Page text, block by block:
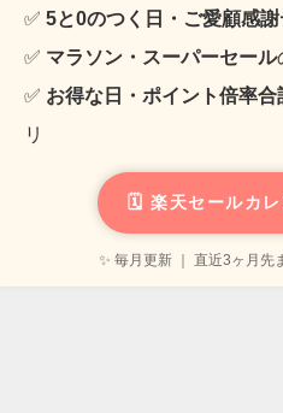
✅ 5と0のつく日・ご愛顧感謝
✅ マラソン・スーパーセール
✅ お得な日・ポイント倍率合
リ
🗓️ 楽天セールカ
✨ 毎月更新 ｜ 直近3ヶ月先